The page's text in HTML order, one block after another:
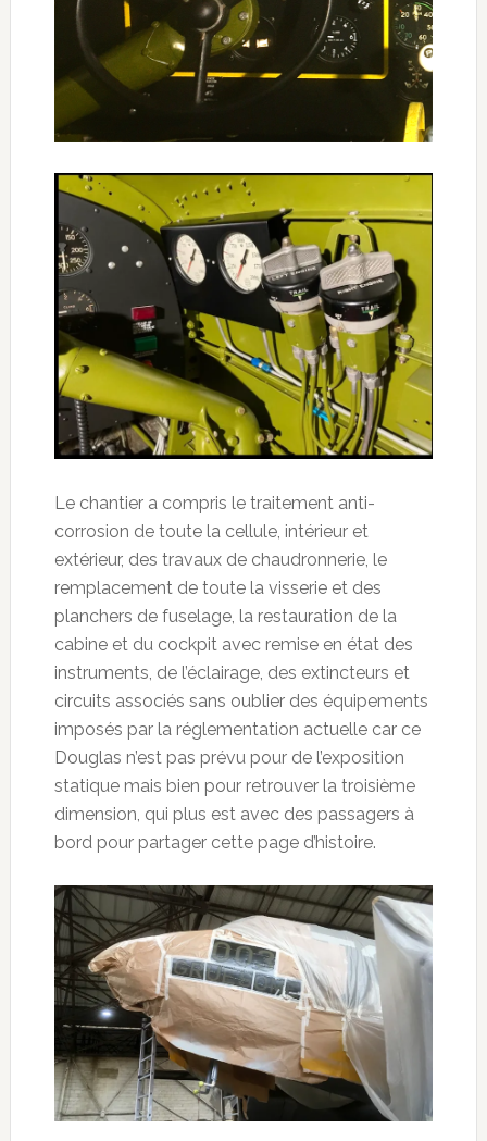
Le chantier a compris le traitement anti-
corrosion de toute la cellule, intérieur et
extérieur, des travaux de chaudronnerie, le
remplacement de toute la visserie et des
planchers de fuselage, la restauration de la
cabine et du cockpit avec remise en état des
instruments, de l’éclairage, des extincteurs et
circuits associés sans oublier des équipements
imposés par la réglementation actuelle car ce
Douglas n’est pas prévu pour de l’exposition
statique mais bien pour retrouver la troisième
dimension, qui plus est avec des passagers à
bord pour partager cette page d’histoire.